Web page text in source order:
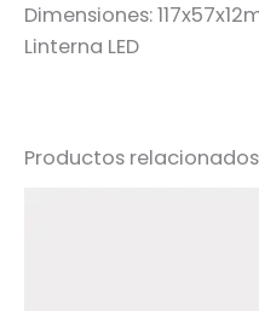
Dimensiones:
Linterna LED
Productos relacionados